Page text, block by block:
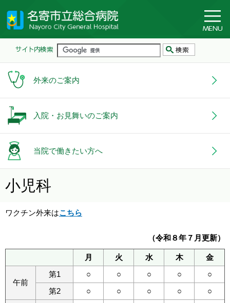
外来のご案内
入院・お見舞いのご案内
当院で働きたい方へ
小児科
ワクチン外来はこちら
（令和８年７月更新）
月 火 水 木 金
午前
第1 ○ ○ ○ ○
○
第2
○ ○ ○ ○ ○